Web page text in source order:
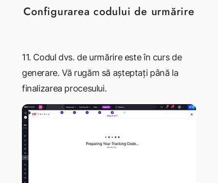
Configurarea codului de urmărire
11. Codul dvs. de urmărire este în curs de
generare. Vă rugăm să așteptați până la
finalizarea procesului.